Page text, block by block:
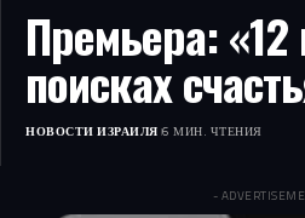
Премьера:
поисках
НОВОСТИ ИЗРАИЛЯ 6 МИН. ЧТЕНИЯ
-